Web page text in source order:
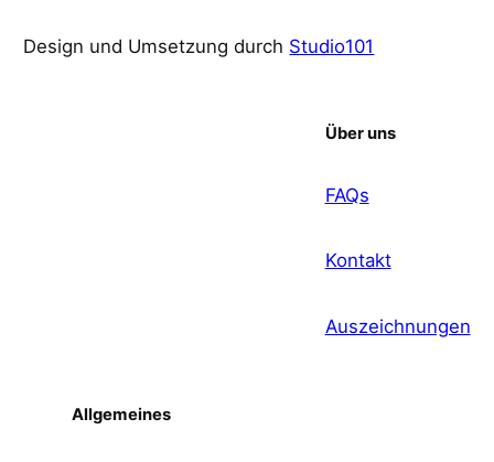
Design und Umsetzung durch Studio101
Über uns
FAQs
Kontakt
Auszeichnungen
Allgemeines